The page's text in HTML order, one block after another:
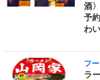
酒
予
わい
フ
ラ